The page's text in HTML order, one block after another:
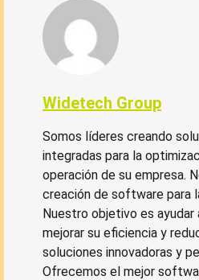
Widetech Group
Somos líderes creando
integradas para la
operación de su empresa.
creación de software para
Nuestro objetivo es ayudar
mejorar su eficiencia y
soluciones innovadoras y
Ofrecemos el mejor